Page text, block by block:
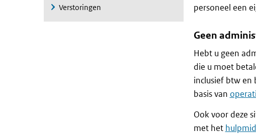
Verstoringen
personeel een
Geen
Hebt u geen
die u moet
inclusief btw en
basis van
Ook voor deze
met het